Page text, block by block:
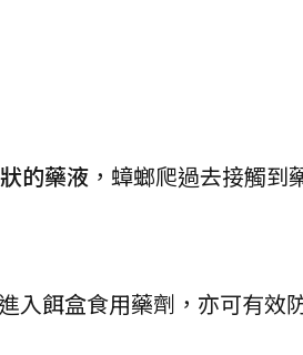
的藥液 ，蟑螂爬過去接觸到
入餌盒食用藥劑，亦可有效